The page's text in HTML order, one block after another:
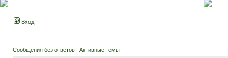
Вход
Сообщения без ответов | Активные темы